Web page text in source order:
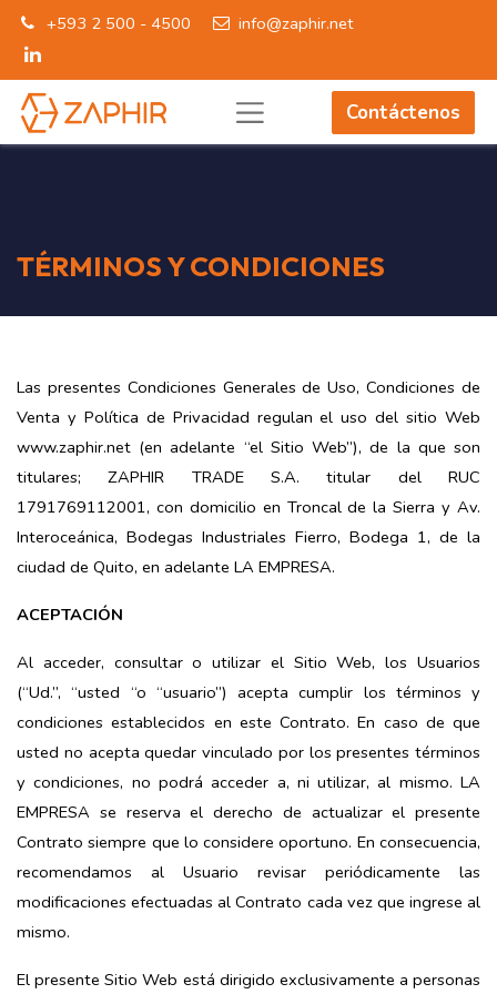
+593 2 500 - 4500 info@zaphir.net
Contáctenos
TÉRMINOS Y CONDICIONES
Las presentes Condiciones Generales de Uso, Condiciones de
Venta y Política de Privacidad regulan el uso del sitio Web
www.zaphir.net (en adelante “el Sitio Web”), de la que son
titulares; ZAPHIR TRADE S.A. titular del RUC
1791769112001, con domicilio en Troncal de la Sierra y Av.
Interoceánica, Bodegas Industriales Fierro, Bodega 1, de la
ciudad de Quito, en adelante LA EMPRESA.
ACEPTACIÓN
Al acceder, consultar o utilizar el Sitio Web, los Usuarios
(“Ud.”, “usted “o “usuario”) acepta cumplir los términos y
condiciones establecidos en este Contrato. En caso de que
usted no acepta quedar vinculado por los presentes términos
y condiciones, no podrá acceder a, ni utilizar, al mismo. LA
EMPRESA se reserva el derecho de actualizar el presente
Contrato siempre que lo considere oportuno. En consecuencia,
recomendamos al Usuario revisar periódicamente las
modificaciones efectuadas al Contrato cada vez que ingrese al
mismo.
El presente Sitio Web está dirigido exclusivamente a personas